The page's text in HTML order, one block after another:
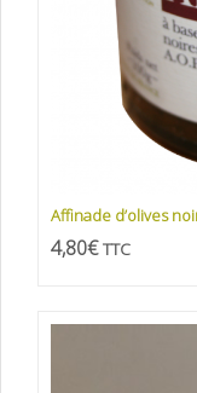
Affinade d’olives
4,80€ TTC